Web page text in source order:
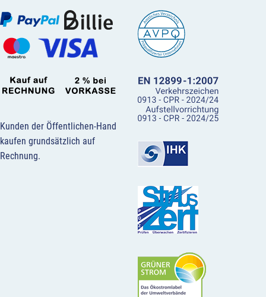
Kunden der Öffentlichen-Hand
kaufen grundsätzlich auf
Rechnung.